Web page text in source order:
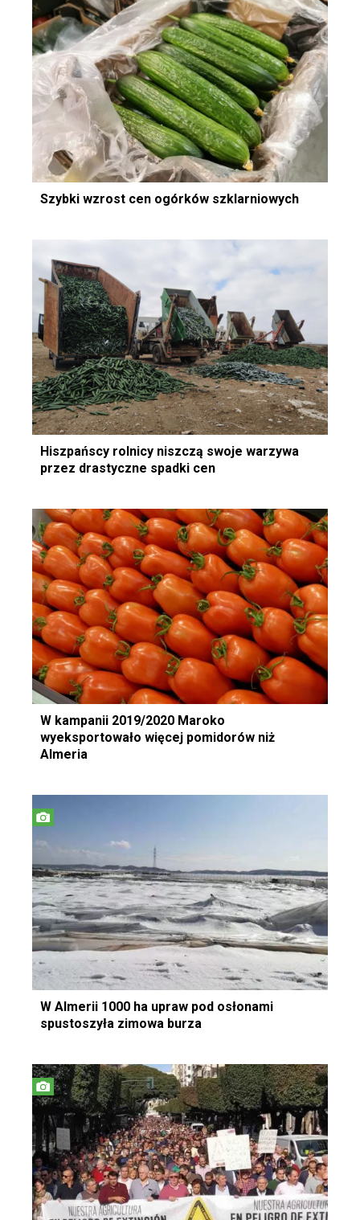
Szybki wzrost cen ogórków szklarniowych
Hiszpańscy rolnicy niszczą swoje warzywa
przez drastyczne spadki cen
W kampanii 2019/2020 Maroko
wyeksportowało więcej pomidorów niż
Almeria
W Almerii 1000 ha upraw pod osłonami
spustoszyła zimowa burza